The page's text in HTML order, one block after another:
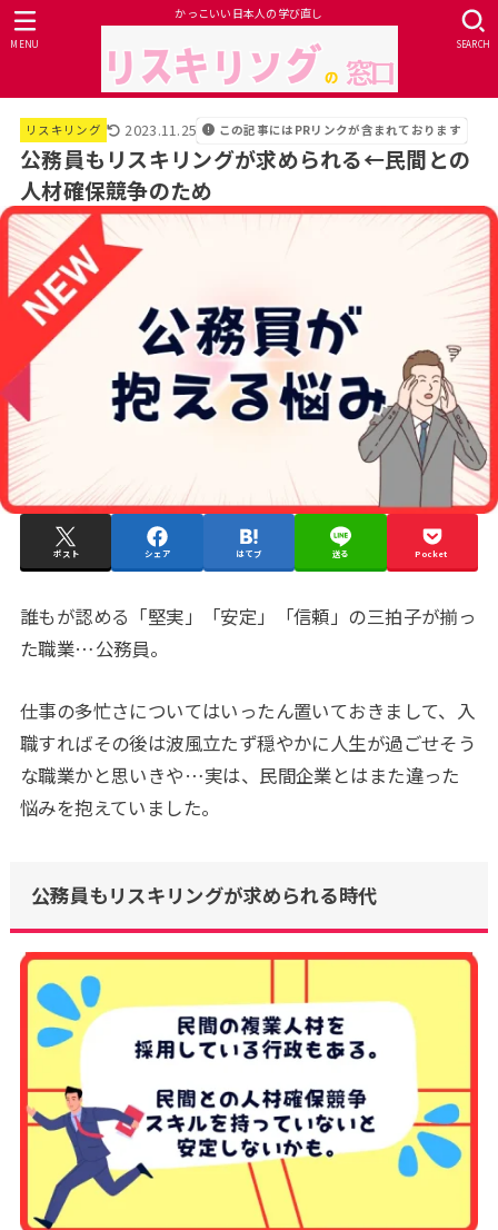
かっこいい日本人の学び直し
SEARCH
MENU
リスキリング 2023.11.25 この記事にはPRリンクが含まれております
公務員もリスキリングが求められる←民間との
人材確保競争のため
ポスト シェア はてブ 送る Pocket
誰もが認める「堅実」「安定」「信頼」の三拍子が揃っ
た職業…公務員。
仕事の多忙さについてはいったん置いておきまして、入
職すればその後は波風立たず穏やかに人生が過ごせそう
な職業かと思いきや…実は、民間企業とはまた違った
悩みを抱えていました。
公務員もリスキリングが求められる時代